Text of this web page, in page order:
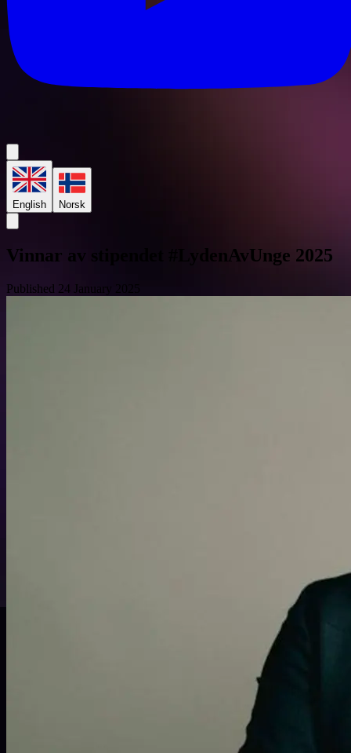
English Norsk
Vinnar av stipendet #LydenAvUnge 2025
Published 24 January 2025